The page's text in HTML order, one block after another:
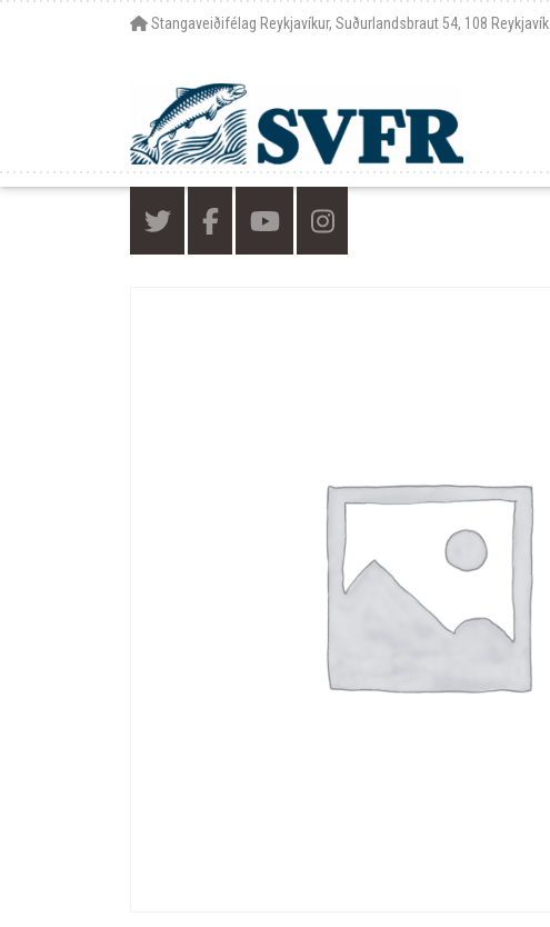
Stangaveiðifélag Reykjavíkur, Suðurlandsbraut 54, 108 Reykjavík